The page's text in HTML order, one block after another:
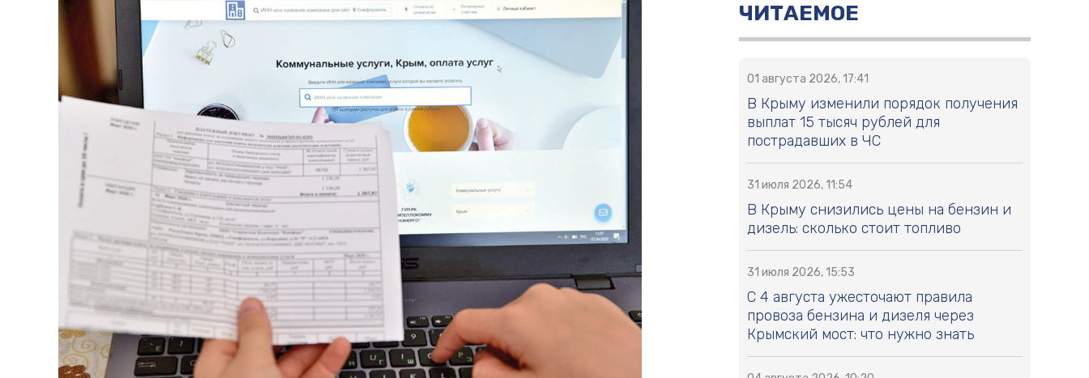
ЧИТАЕМОЕ
01 августа 2026, 17:41
В Крыму изменили порядок получения
выплат 15 тысяч рублей для
пострадавших в ЧС
31 июля 2026, 11:54
В Крыму снизились цены на бензин и
дизель: сколько стоит топливо
31 июля 2026, 15:53
С 4 августа ужесточают правила
провоза бензина и дизеля через
Крымский мост: что нужно знать